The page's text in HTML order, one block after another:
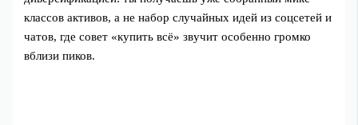
классов активов, а не набор случайных идей из соцсетей и
чатов, где совет «купить всё» звучит особенно громко
вблизи пиков.